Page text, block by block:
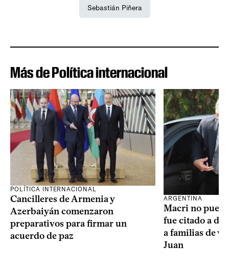
Sebastián Piñera
Más de Política internacional
POLÍTICA INTERNACIONAL
Cancilleres de Armenia y
Azerbaiyán comenzaron
preparativos para firmar un
acuerdo de paz
ARGENTINA
Macri no
fue citado a
a familias de
Juan